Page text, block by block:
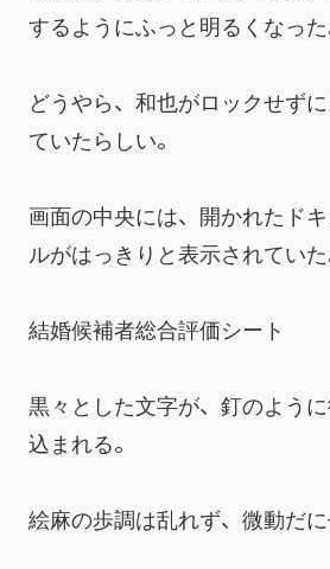
するようにふっと明るくなった
どうやら、和也がロックせず
ていたらしい。
画面の中央には、開かれたド
ルがはっきりと表示されていた
結婚候補者総合評価シート
黒々とした文字が、釘のよう
込まれる。
絵麻の歩調は乱れず、微動だに